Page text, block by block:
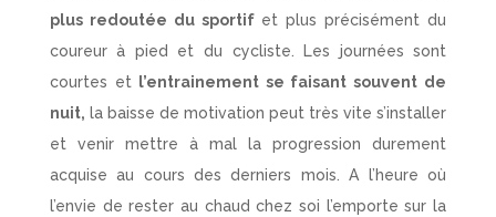
plus redoutée du sportifet plus précisément du
coureur à pied et du cycliste. Les journées sont
courtes et l’entrainement se faisant souvent de
nuit, la baisse de motivation peut très vite s’installer
et venir mettre à mal la progression durement
acquise au cours des derniers mois. A l’heure où
l’envie de rester au chaud chez soi l’emporte sur la